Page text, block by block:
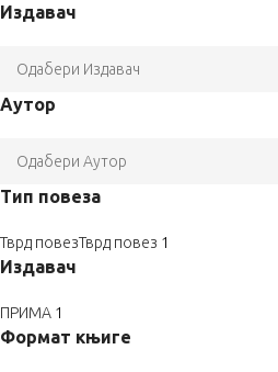
Издавач
Аутор
Тип повеза
Тврд повезТврд повез 1
Издавач
ПРИМА 1
Формат књиге